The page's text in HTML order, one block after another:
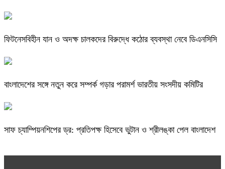
ফিটনেসবিহীন যান ও অদক্ষ চালকদের বিরুদ্ধে কঠোর ব্যবস্থা নেবে ডিএনসিসি
বাংলাদেশের সঙ্গে নতুন করে সম্পর্ক গড়ার পরামর্শ ভারতীয় সংসদীয় কমিটির
সাফ চ্যাম্পিয়নশিপের ড্র: প্রতিপক্ষ হিসেবে ভুটান ও শ্রীলঙ্কা পেল বাংলাদেশ